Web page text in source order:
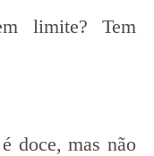
limite? Tem
doce, mas não